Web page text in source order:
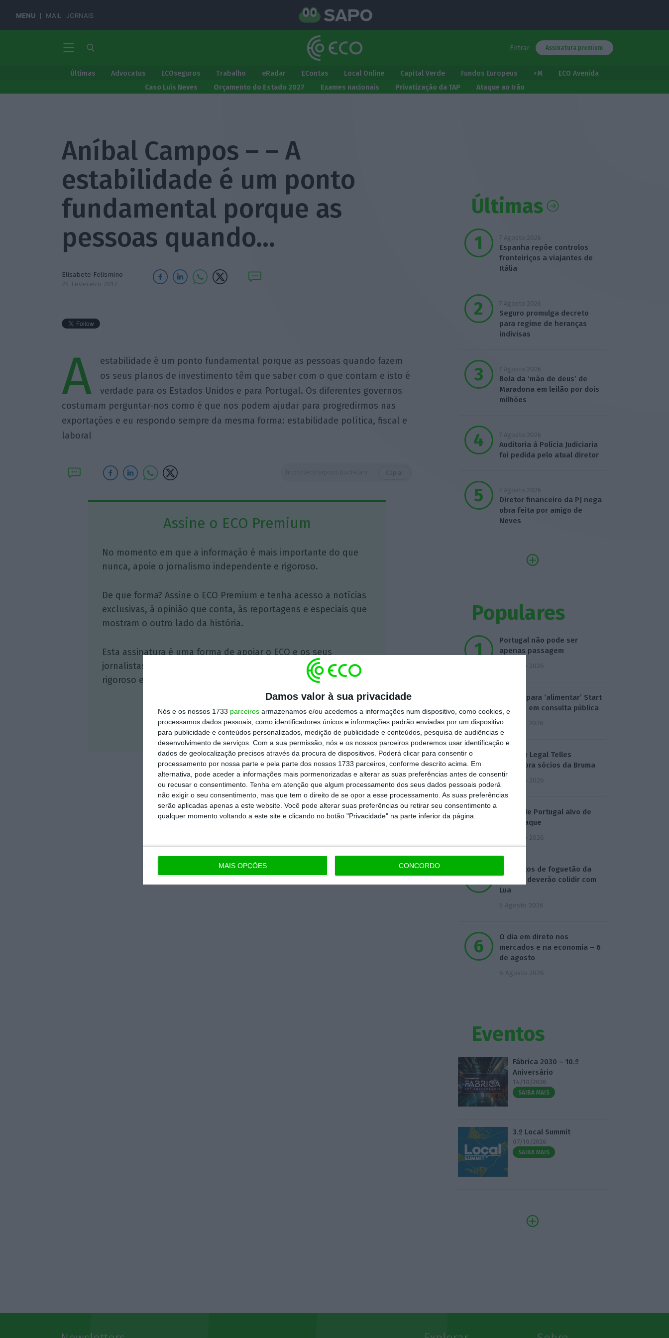
Damos valor à sua privacidade
Nós e os nossos 1733 parceiros armazenamos e/ou acedemos a informações num dispositivo, como cookies, e
processamos dados pessoais, como identificadores únicos e informações padrão enviadas por um dispositivo
para publicidade e conteúdos personalizados, medição de publicidade e conteúdos, pesquisa de audiências e
desenvolvimento de serviços. Com a sua permissão, nós e os nossos parceiros poderemos usar identificação e
dados de geolocalização precisos através da procura de dispositivos. Poderá clicar para consentir o
processamento por nossa parte e pela parte dos nossos 1733 parceiros, conforme descrito acima. Em
alternativa, pode aceder a informações mais pormenorizadas e alterar as suas preferências antes de consentir
ou recusar o consentimento. Tenha em atenção que algum processamento dos seus dados pessoais poderá
não exigir o seu consentimento, mas que tem o direito de se opor a esse processamento. As suas preferências
serão aplicadas apenas a este website. Você pode alterar suas preferências ou retirar seu consentimento a
qualquer momento voltando a este site e clicando no botão "Privacidade" na parte inferior da página.
MAIS OPÇÕES CONCORDO
MENU MAIL JORNAIS
Entrar Assinatura premium
Últimas Advocatus ECOseguros Trabalho eRadar EContas Local Online Capital Verde Fundos Europeus +M
ECO Avenida
Caso Luís Neves
Orçamento do Estado 2027 Exames nacionais Privatização da TAP Ataque ao Irão
Aníbal Campos – – A
estabilidade é um ponto
fundamental porque as
pessoas quando…
Elisabete Felismino
24 Fevereiro 2017
A
estabilidade é um ponto fundamental porque as pessoas quando fazem
os seus planos de investimento têm que saber com o que contam e isto é
verdade para os Estados Unidos e para Portugal. Os diferentes governos
costumam perguntar-nos como é que nos podem ajudar para progredirmos nas
exportações e eu respondo sempre da mesma forma: estabilidade política, fiscal e
laboral
Assine o ECO Premium
No momento em que a informação é mais importante do que
nunca, apoie o jornalismo independente e rigoroso.
De que forma? Assine o ECO Premium e tenha acesso a notícias
exclusivas, à opinião que conta, às reportagens e especiais que
mostram o outro lado da história.
Esta assinatura é uma forma de apoiar o ECO e os seus
jornalistas. A nossa contrapartida é o jornalismo independente,
rigoroso e credível.
Assine já
Veja todos os planos
Últimas
7 Agosto 2026
Espanha repõe controlos
fronteiriços a viajantes de
Itália
7 Agosto 2026
Seguro promulga decreto
para regime de heranças
indivisas
7 Agosto 2026
Bola da ‘mão de deus’ de
Maradona em leilão por dois
milhões
7 Agosto 2026
Auditoria à Polícia Judiciaria
foi pedida pelo atual diretor
7 Agosto 2026
Diretor financeiro da PJ nega
obra feita por amigo de
Neves
Populares
Portugal não pode ser
apenas passagem
6 Agosto 2026
Eólicas para ‘alimentar’ Start
Campus em consulta pública
3 Agosto 2026
Deloitte Legal Telles
assessora sócios da Bruma
4 Agosto 2026
Águas de Portugal alvo de
ciberataque
4 Agosto 2026
Destroços de foguetão da
SpaceX deverão colidir com
Lua
5 Agosto 2026
O dia em direto nos
mercados e na economia – 6
de agosto
6 Agosto 2026
Eventos
Fábrica 2030 – 10.º
Aniversário
14/10/2026
SAIBA MAIS
3.º Local Summit
07/10/2026
SAIBA MAIS